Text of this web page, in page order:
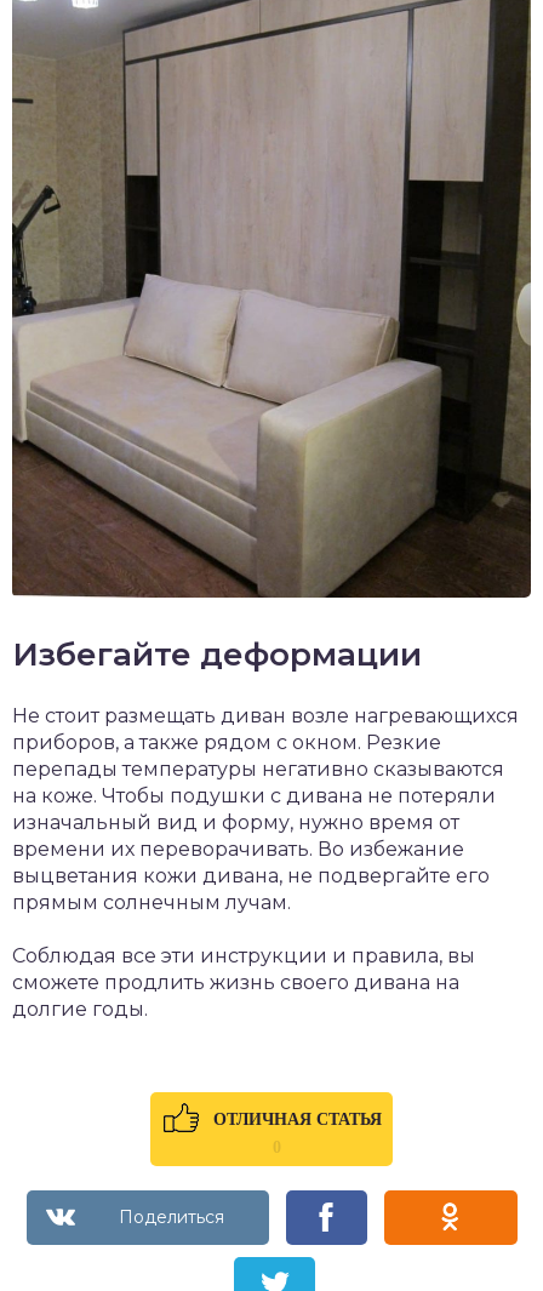
Избегайте деформации
Не стоит размещать диван возле нагревающихся
приборов, а также рядом с окном. Резкие
перепады температуры негативно сказываются
на коже. Чтобы подушки с дивана не потеряли
изначальный вид и форму, нужно время от
времени их переворачивать. Во избежание
выцветания кожи дивана, не подвергайте его
прямым солнечным лучам.
Соблюдая все эти инструкции и правила, вы
сможете продлить жизнь своего дивана на
долгие годы.
ОТЛИЧНАЯ СТАТЬЯ
0